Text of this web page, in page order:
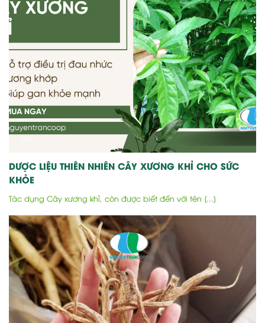
DƯỢC LIỆU THIÊN NHIÊN CÂY XƯƠNG KHỈ CHO SỨC
KHỎE
Tác dụng Cây xương khỉ, còn được biết đến với tên [...]